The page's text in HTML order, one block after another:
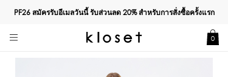
PF26 สมัครรับอีเมลวันนี้ รับส่วนลด20%สำหรับการสั่งซื้อครั้งแรก
0